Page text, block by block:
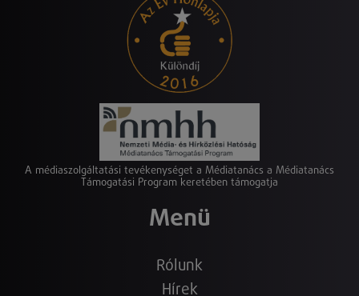
A médiaszolgáltatási tevékenységet a Médiatanács a Médiatanács
Támogatási Program keretében támogatja
Menü
Rólunk
Hírek